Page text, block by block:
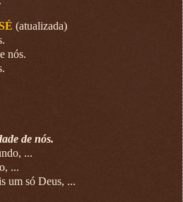
(atualizada)
nós.
de nós.
...
...
um só Deus, ...